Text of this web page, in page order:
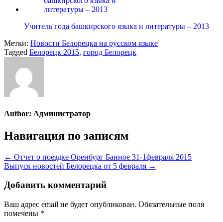
Учитель года башкирского языка и литературы – 2013
Метки: Новости Белорецка на русском языке
Tagged Белорецк 2015, город Белорецк
Author: Администратор
Навигация по записям
← Отчет о поездке Оренбург Банное 31-1февраля 2015
Выпуск новостей Белорецка от 5 февраля →
Добавить комментарий
Ваш адрес email не будет опубликован. Обязательные поля
помечены *